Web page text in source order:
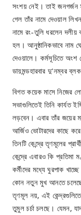
সংশয় নেই। তাই জনগর্জন
গেল তাঁর নামে দেওয়াল
নামে রং-তুলি ধরলেন দলীয়
হল। আনুষ্ঠানিকভাবে নাম
দেওয়ালে। কর্মসূচিতে অংশ
ডায়মন্ডহারবার দু’নম্বর
বিগত কয়েক মাসে নিজের
সভাগুলিতেই তিনি কার্যত
লড়বেন। এবার তাঁর জয়ের
আর্জিও ভোটারদের কাছে
তিনটি কেন্দ্রে তৃণমূলের
কেন্দ্রে এবারও কি
কর্মীদের মধ্যে ঘুরপাক
কোন নতুন মুখ আনতে
তৃণমূল নয়, এই কেন্দ্রগুলিতে
তুমুল চর্চা চলছে। যেমন,